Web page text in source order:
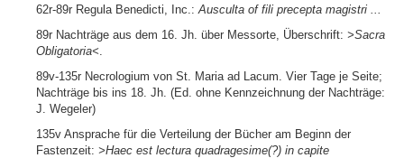
62r-89r Regula Benedicti, Inc.: Ausculta of fili precepta magistri ...
89r Nachträge aus dem 16. Jh. über Messorte, Überschrift: >Sacra
Obligatoria<
89v-135r Necrologium von St. Maria ad Lacum. Vier Tage je Seite;
Nachträge bis ins 18. Jh. (Ed. ohne Kennzeichnung der Nachträge:
J. Wegeler)
135v Ansprache für die Verteilung der Bücher am Beginn der
Fastenzeit: >Haec est lectura quadragesime(?) in capite